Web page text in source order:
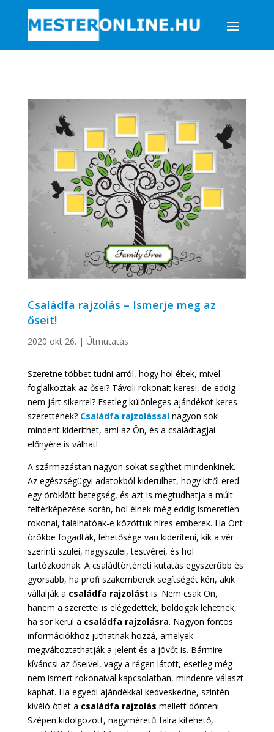
Családfa rajzolás – Ismerje meg az
őseit!
2020 okt 26. | Útmutatás
Szeretne többet tudni arról, hogy hol éltek, mivel
foglalkoztak az ősei? Távoli rokonait keresi, de eddig
nem járt sikerrel? Esetleg különleges ajándékot keres
szerettének? Családfa rajzolássalnagyon sok
mindent kideríthet, ami az Ön, és a családtagjai
előnyére is válhat!
A származástan nagyon sokat segíthet mindenkinek.
Az egészségügyi adatokból kiderülhet, hogy kitől ered
egy öröklött betegség, és azt is megtudhatja a múlt
feltérképezése során, hol élnek még eddig ismeretlen
rokonai, találhatóak-e közöttük híres emberek. Ha Önt
örökbe fogadták, lehetősége van kideríteni, kik a vér
szerinti szülei, nagyszülei, testvérei, és hol
tartózkodnak. A családtörténeti kutatás egyszerűbb és
gyorsabb, ha profi szakemberek segítségét kéri, akik
vállalják a családfa rajzolást is. Nem csak Ön,
hanem a szerettei is elégedettek, boldogak lehetnek,
ha sor kerül a családfa rajzolásra. Nagyon fontos
információkhoz juthatnak hozzá, amelyek
megváltoztathatják a jelent és a jövőt is. Bármire
kíváncsi az őseivel, vagy a régen látott, esetleg még
nem ismert rokonaival kapcsolatban, mindenre választ
kaphat. Ha egyedi ajándékkal kedveskedne, szintén
kiváló ötlet a családfa rajzolás mellett dönteni.
Szépen kidolgozott, nagyméretű falra kitehető,